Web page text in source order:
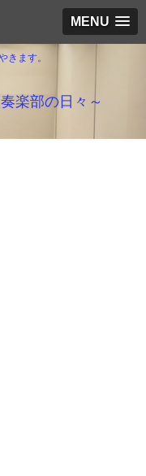
MENU
きます。
楽部の日々～